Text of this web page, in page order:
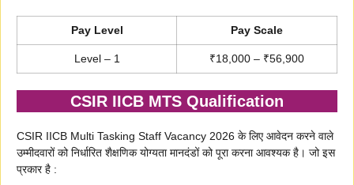
Pay Level Pay Scale
Level – 1 ₹18,000 – ₹56,900
CSIR IICB MTS Qualification
CSIR IICB Multi Tasking Staff Vacancy 2026 के लिए आवेदन करने वाले
उम्मीदवारों को निर्धारित शैक्षणिक योग्यता मानदंडों को पूरा करना आवश्यक है। जो इस
प्रकार है :